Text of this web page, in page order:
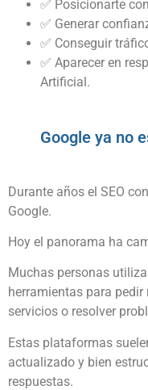
✅ Posicionarte
✅ Generar
✅ Conseguir
✅ Aparecer en
Artificial.
Google ya no
Durante años el SEO
Google.
Hoy el panorama ha
Muchas personas
herramientas para
servicios o resolver
Estas plataformas
actualizado y bien
respuestas.